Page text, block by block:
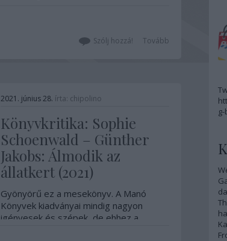
kellenek, akik teljesen mások, mint aTovább
Szólj hozzá!
2021. június 28. írta: chipolino
Könyvkritika: Sophie
Schoenwald – Günther
Jakobs: Álmodik az
állatkert (2021)
Gyönyörű ez a mesekönyv. A Manó
Könyvek kiadványai mindig nagyon
igényesek és szépek, de ehhez a